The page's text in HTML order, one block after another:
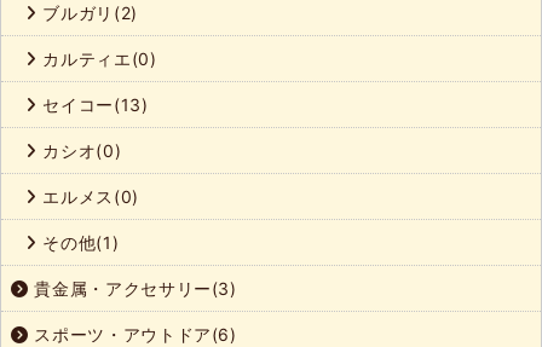
ブルガリ(2)
カルティエ(0)
セイコー(13)
カシオ(0)
エルメス(0)
その他(1)
貴金属・アクセサリー(3)
スポーツ・アウトドア(6)